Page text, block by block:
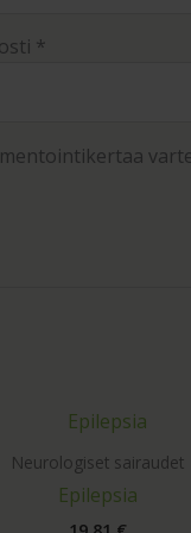
*
Neurologiset sairaudet
Epilepsia